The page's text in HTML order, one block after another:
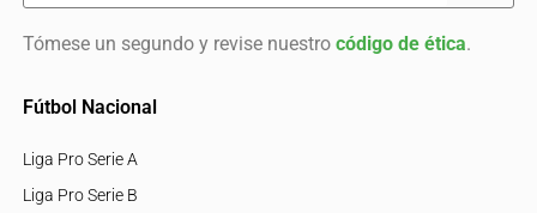
Tómese un segundo y revise nuestro código de ética.
Fútbol Nacional
Liga Pro Serie A
Liga Pro Serie B